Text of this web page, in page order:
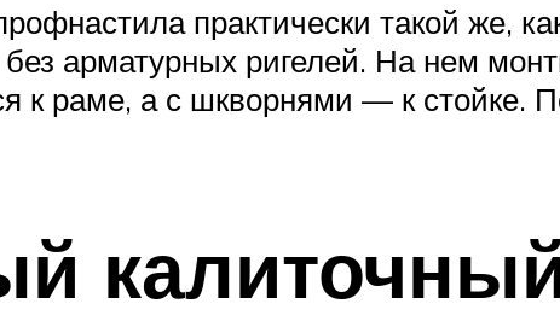
практически такой же,
арматурных ригелей. На нем
к раме, а с шкворнями — к стойке.